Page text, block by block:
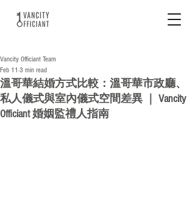
溫哥華結婚方式比較：溫哥華市政廳、
私人儀式與室內儀式空間差異 ｜ Vancity
Officiant 婚姻監禮人指南
Vancity Officiant Team
Feb 11 3 min read